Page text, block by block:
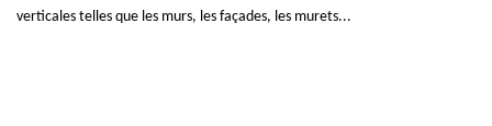
verticales telles que les murs, les façades, les murets...